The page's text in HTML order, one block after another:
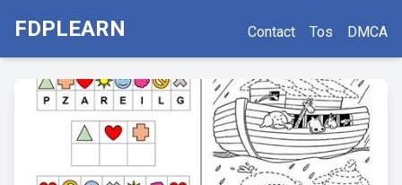
FDPLEARN Contact Tos DMCA